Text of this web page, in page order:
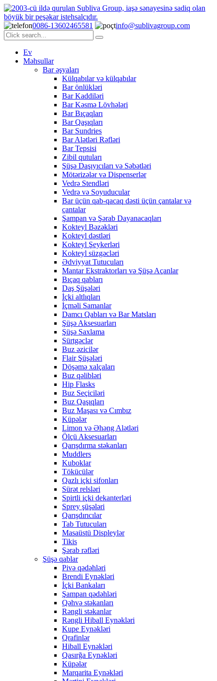
0086-13602465581 info@sublivagroup.com
Ev
Məhsullar
Bar əşyaları
Külqabılar və külqabılar
Bar önlükləri
Bar Kaddiləri
Bar Kəsmə Lövhələri
Bar Bıçaqları
Bar Qaşıqları
Bar Sundries
Bar Alətləri Rəfləri
Bar Tepsisi
Zibil qutuları
Şüşə Daşıyıcıları və Səbətləri
Mötərizələr və Dispenserlər
Vedrə Stendləri
Vedrə və Soyuducular
Bar üçün qab-qacaq dəsti üçün çantalar və
çantalar
Şampan və Şərab Dayanacaqları
Kokteyl Bəzəkləri
Kokteyl dəstləri
Kokteyl Şeykerləri
Kokteyl süzgəcləri
Ədviyyat Tutucuları
Mantar Ekstraktorları və Şüşə Açanlar
Bıçaq qabları
Daş Şüşələri
İçki altlıqları
İçməli Samanlar
Damcı Qabları və Bar Matsları
Şüşə Aksesuarları
Şüşə Saxlama
Sürtgəclər
Buz əzicilər
Flair Şüşələri
Döşəmə xalçaları
Buz qəlibləri
Hip Flasks
Buz Seçiciləri
Buz Qaşıqları
Buz Maşası və Cımbız
Küpələr
Limon və Əhəng Alətləri
Ölçü Aksesuarları
Qarışdırma stəkanları
Muddlers
Kuboklar
Tökücülər
Qazlı içki sifonları
Sürət relsləri
Spirtli içki dekanterləri
Sprey şüşələri
Qarışdırıcılar
Tab Tutucuları
Masaüstü Displeylər
Tikis
Şərab rəfləri
Şüşə qablar
Pivə qədəhləri
Brendi Eynəkləri
İçki Bankaları
Şampan qədəhləri
Qəhvə stəkanları
Rəngli stəkanlar
Rəngli Hiball Eynəkləri
Kupe Eynəkləri
Qrafinlər
Hiball Eynəkləri
Qasırğa Eynəkləri
Küpələr
Marqarita Eynəkləri